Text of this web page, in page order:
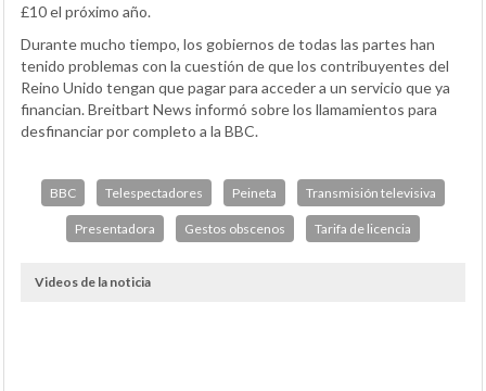
£10 el próximo año.
Durante mucho tiempo, los gobiernos de todas las partes han
tenido problemas con la cuestión de que los contribuyentes del
Reino Unido tengan que pagar para acceder a un servicio que ya
financian. Breitbart News informó sobre los llamamientos para
desfinanciar por completo a la BBC.
BBC Telespectadores Peineta Transmisión televisiva
Presentadora Gestos obscenos Tarifa de licencia
Videos de la noticia